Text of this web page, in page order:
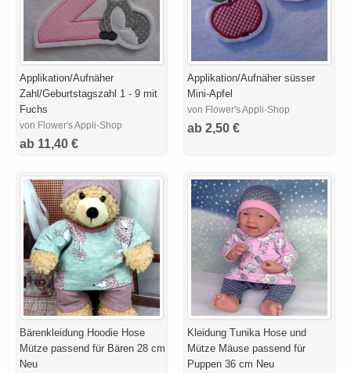
Applikation/Aufnäher
Zahl/Geburtstagszahl 1 - 9 mit
Fuchs
von Flower's Appli-Shop
ab 11,40 €
Applikation/Aufnäher süsser
Mini-Apfel
von Flower's Appli-Shop
ab 2,50 €
Bärenkleidung Hoodie Hose
Mütze passend für Bären 28 cm
Neu
Kleidung Tunika Hose und
Mütze Mäuse passend für
Puppen 36 cm Neu